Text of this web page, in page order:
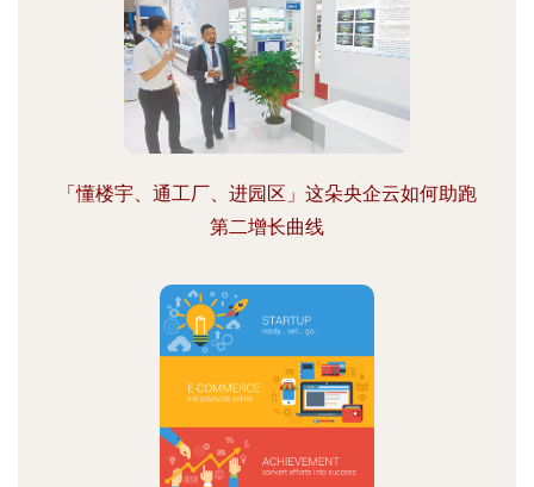
「懂楼宇、通工厂、进园区」这朵央企云如何助跑
第二增长曲线